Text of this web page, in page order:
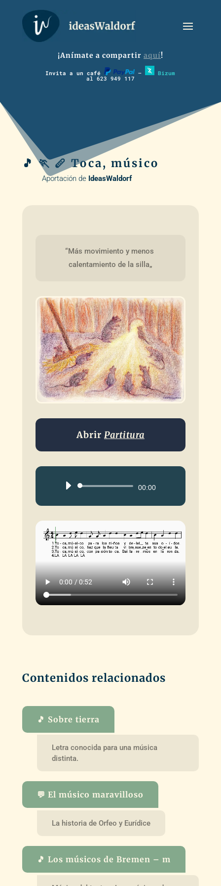
¡Anímate a compartir aquí!
Invita a un café – Bizum
al 623 949 117
🎵 🏃 🪈 Toca, músico
Aportación de IdeasWaldorf
“Más movimiento y menos
calentamiento de la silla„
Abrir Partitura
Reproductor00:00
Contenidos relacionados
🎵 Sobre tierra
Letra conocida para una música
distinta.
💬 El músico maravilloso
La historia de Orfeo y Eurídice
🎵 Los músicos de Bremen – m